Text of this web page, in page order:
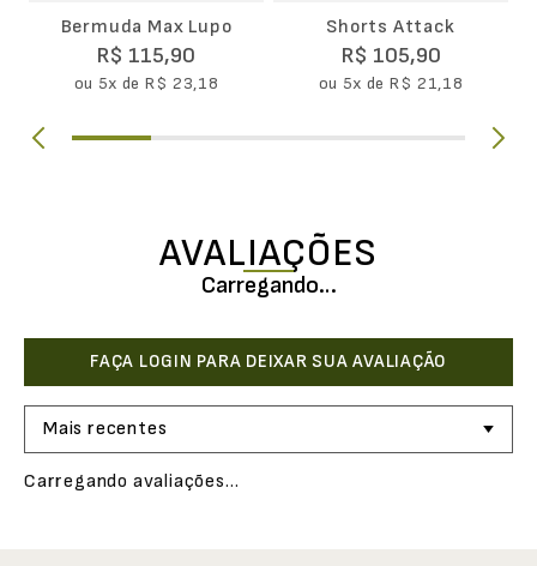
Bermuda Max Lupo
R$ 115,90
ou 5x de R$ 23,18
Shorts Attack
R$ 105,90
ou 5x de R$ 21,18
AVALIAÇÕES
Carregando…
Mais recentes
Carregando avaliações…